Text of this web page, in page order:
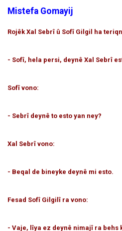
Mistefa Gomayij
Rojêk Xal Sebrî û Sofî Gilgil ha
- Sofî, hela persi, deynê Xal Sebrî
Sofî vono:
- Sebrî deynê to esto yan ney?
Xal Sebrî vono:
- Beqal de bineyke deynê mi esto.
Fesad Sofî Gilgilî ra vono:
- Vaje, lîya ez deynê nimajî ra behs